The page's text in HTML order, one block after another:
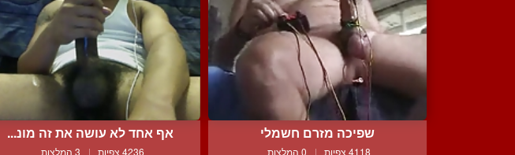
שפיכה מזרם חשמלי
4118 צפיות | 0 המלצות
אף אחד לא עושה את זה מונ...
4236 צפיות | 3 המלצות